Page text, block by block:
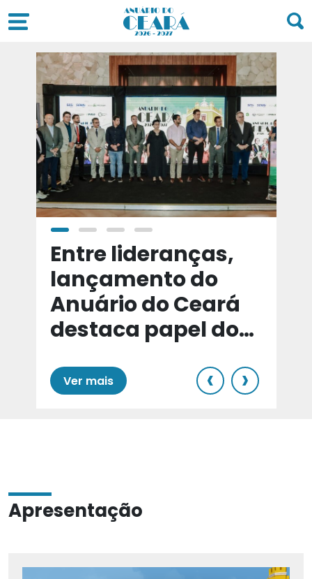
Entre lideranças,
lançamento do
Anuário do Ceará
destaca papel do
Ver mais ‹ ›
Apresentação